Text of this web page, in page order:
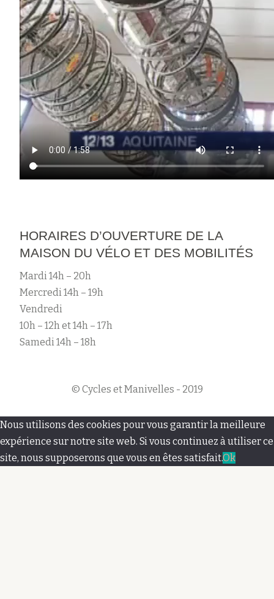
HORAIRES D’OUVERTURE DE LA
MAISON DU VÉLO ET DES MOBILITÉS
Mardi 14h – 20h
Mercredi 14h – 19h
Vendredi
10h – 12h et 14h – 17h
Samedi 14h – 18h
© Cycles et Manivelles - 2019
M
e
n
Nous utilisons des cookies pour vous garantir la meilleure
expérience sur notre site web. Si vous continuez à utiliser ce
site, nous supposerons que vous en êtes satisfait.Ok